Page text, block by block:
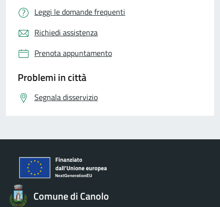
Leggi le domande frequenti
Richiedi assistenza
Prenota appuntamento
Problemi in città
Segnala disservizio
Comune di Canolo